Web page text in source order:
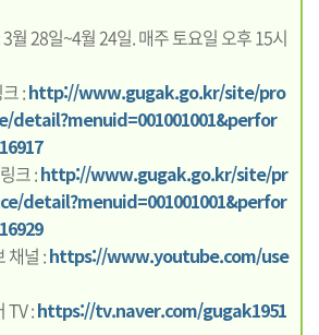
월 28일~4월 24일. 매주 토요일 오후 15시
:http://www.gugak.go.kr/site/pro
detail?menuid=001001001&perfor
크 :http://www.gugak.go.kr/site/pr
detail?menuid=001001001&perfor
채널 :https://www.youtube.com/use
TV :https://tv.naver.com/gugak1951